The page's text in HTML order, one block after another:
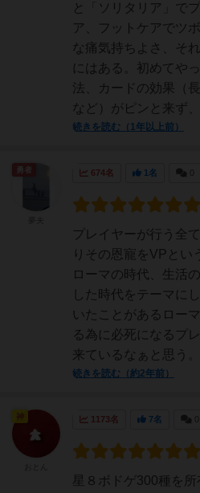
と「ソリタリア」で
ア、フットケアでツ
な痛気持ちよさ、そ
にはある。初めてや
法、カードの効果（
など）がピンと来ず
続きを読む（1年以上前）
674名 1名
プレイヤーが行う全
りその恩寵をVPとい
ローマの時代、生活
した時代をテーマに
いたことがあるロー
る為に必死になるプ
来ているなぁと思う
続きを読む（約2年前）
1173名 7名
星８ボドゲ300種を
神